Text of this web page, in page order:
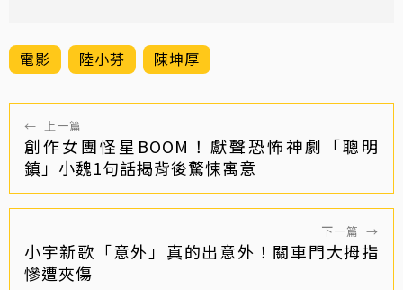
電影 陸小芬 陳坤厚
← 上一篇
創作女團怪星BOOM！獻聲恐怖神劇「聰明
鎮」小魏1句話揭背後驚悚寓意
下一篇 →
小宇新歌「意外」真的出意外！關車門大拇指
慘遭夾傷